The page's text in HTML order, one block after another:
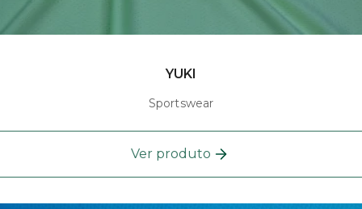
YUKI
Sportswear
Ver produto